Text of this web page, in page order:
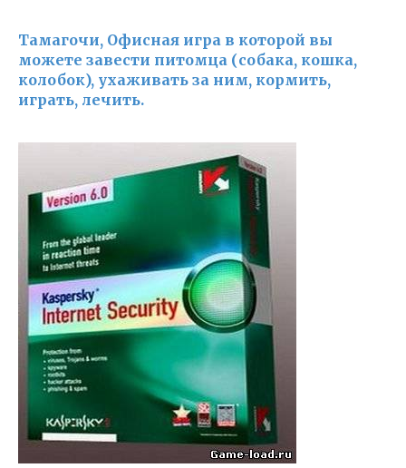
Тамагочи, Офисная игра в которой вы
можете завести питомца (собака, кошка,
колобок), ухаживать за ним, кормить,
играть, лечить.